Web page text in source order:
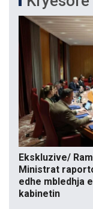
Ekskluzive/
Ministrat
edhe mbledhja
kabinetin